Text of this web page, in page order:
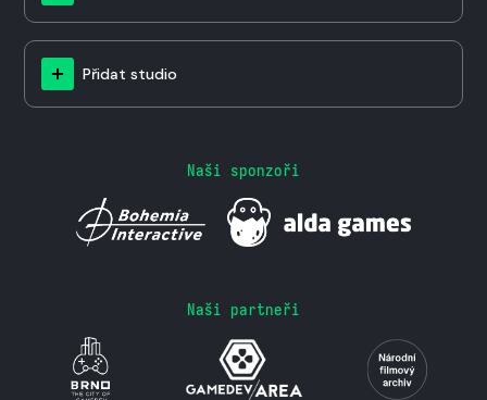
Přidat studio
Naši sponzoři
Naši partneři